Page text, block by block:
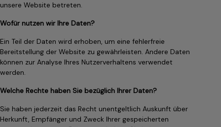
unsere Website betreten.
Wofür nutzen wir Ihre Daten?
Ein Teil der Daten wird erhoben, um eine fehlerfreie
Bereitstellung der Website zu gewährleisten. Andere Daten
können zur Analyse Ihres Nutzerverhaltens verwendet
werden.
Welche Rechte haben Sie bezüglich Ihrer Daten?
Sie haben jederzeit das Recht unentgeltlich Auskunft über
Herkunft, Empfänger und Zweck Ihrer gespeicherten